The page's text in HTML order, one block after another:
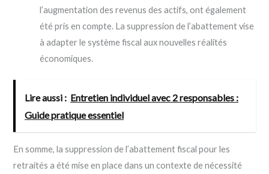
l’augmentation des revenus des actifs, ont également
été pris en compte. La suppression de l’abattement vise
à adapter le système fiscal aux nouvelles réalités
économiques.
Lire aussi : Entretien individuel avec 2 responsables :
Guide pratique essentiel
En somme, la suppression de l’abattement fiscal pour les
retraités a été mise en place dans un contexte de nécessité